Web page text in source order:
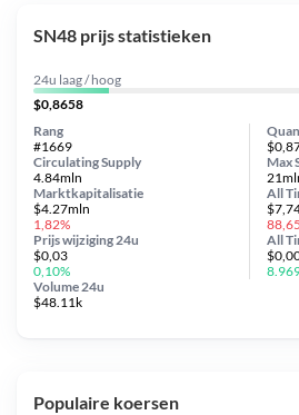
SN48 prijs statistieken
24u laag / hoog
$0,8658
Circulating Supply
4.84mln
Prijs wijziging24u
$0,03
0,10%
Max
Marktkapitalisatie
$4.27mln
1,82%
Volume 24u
$48.11k
Rang
#1669
All
All
Populaire koersen